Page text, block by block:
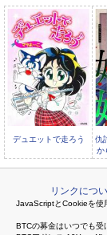
アオハルハラスメント
（分冊版） 【第11
デュエットで走ろう
仇
か
リンクにつ
JavaScriptとCookieを使
BTCの募金はいつでも